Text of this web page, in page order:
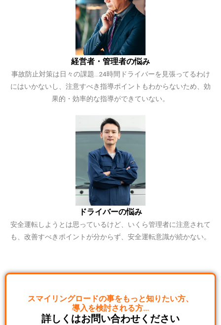
経営者・管理者の悩み
事故防止対策は日々の課題…24時間ドライバーを見張ってるわけ
にはいかないし、注意すべき指導ポイントもわからないため、効
果的・効率的な指導ができていない。
ドライバーの悩み
安全運転しようとは思っているけど、いくら管理者に注意されて
も、改善すべきポイントが分からず、安全運転意識が続かない。
スマイリングロードの事をもっと知りたい方、
導入を検討される方…
詳しくはお問い合わせください